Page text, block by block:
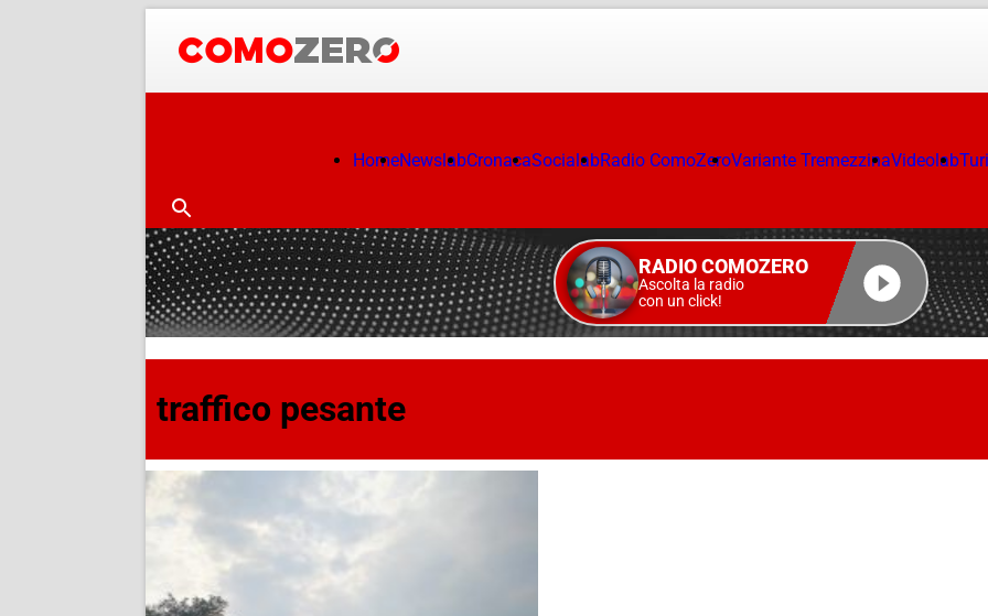
HomeNewslabCronacaSocialabRadio ComoZeroVariante TremezzinaVideolab
RADIO COMOZERO
Ascolta la radio
con un click!
traffico pesante